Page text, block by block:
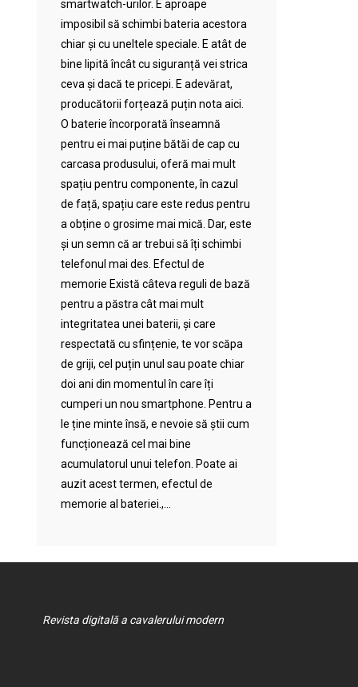
smartwatch-urilor. E aproape
imposibil să schimbi bateria acestora
chiar și cu uneltele speciale. E atât de
bine lipită încât cu siguranță vei strica
ceva și dacă te pricepi. E adevărat,
producătorii forțează puțin nota aici.
O baterie încorporată înseamnă
pentru ei mai puține bătăi de cap cu
carcasa produsului, oferă mai mult
spațiu pentru componente, în cazul
de față, spațiu care este redus pentru
a obține o grosime mai mică. Dar, este
și un semn că ar trebui să îți schimbi
telefonul mai des. Efectul de
memorie Există câteva reguli de bază
pentru a păstra cât mai mult
integritatea unei baterii, și care
respectată cu sfințenie, te vor scăpa
de griji, cel puțin unul sau poate chiar
doi ani din momentul în care îți
cumperi un nou smartphone. Pentru a
le ține minte însă, e nevoie să știi cum
funcționează cel mai bine
acumulatorul unui telefon. Poate ai
auzit acest termen, efectul de
memorie al bateriei.,...
Revista digitală a cavalerului modern